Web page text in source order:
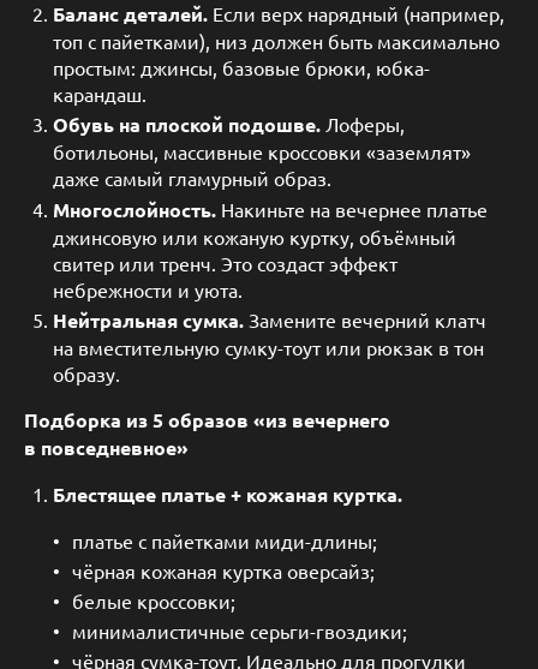
Баланс деталей. Если верх нарядный (например,
топ с пайетками), низ должен быть максимально
простым: джинсы, базовые брюки, юбка-
карандаш.
Обувь на плоской подошве. Лоферы,
ботильоны, массивные кроссовки «заземлят»
даже самый гламурный образ.
Многослойность. Накиньте на вечернее платье
джинсовую или кожаную куртку, объёмный
свитер или тренч. Это создаст эффект
небрежности и уюта.
Нейтральная сумка. Замените вечерний клатч
на вместительную сумку-тоут или рюкзак в тон
образу.
Подборка из 5 образов «из вечернего
в повседневное»
Блестящее платье + кожаная куртка.
платье с пайетками миди-длины;
чёрная кожаная куртка оверсайз;
белые кроссовки;
минималистичные серьги-гвоздики;
чёрная сумка-тоут. Идеально для прогулки